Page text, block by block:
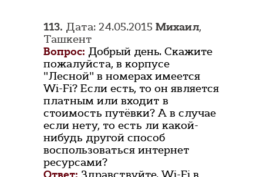
113. Дата: 24.05.2015 Михаил,
Ташкент
Вопрос: Добрый день. Скажите
пожалуйста, в корпусе
"Лесной" в номерах имеется
Wi-Fi? Если есть, то он является
платным или входит в
стоимость путёвки? А в случае
если нету, то есть ли какой-
нибудь другой способ
воспользоваться интернет
ресурсами?